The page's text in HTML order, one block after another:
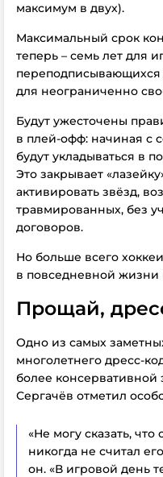
максимум в двух).
Максимальный срок
теперь – семь лет для
переподписывающихся
для неограниченно
Будут ужесточены
в плей-офф: начиная с
будут укладываться в
Это закрывает
активировать звёзд,
травмированных, без
договоров.
Но больше всего
в повседневной жизни
Прощай,
Одно из самых
многолетнего дресс-
более консервативной
Сергачёв отметил
«Не могу сказать,
никогда не считал
он. «В игровой день